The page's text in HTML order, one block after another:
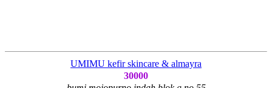
UMIMU kefir skincare & almayra
30000